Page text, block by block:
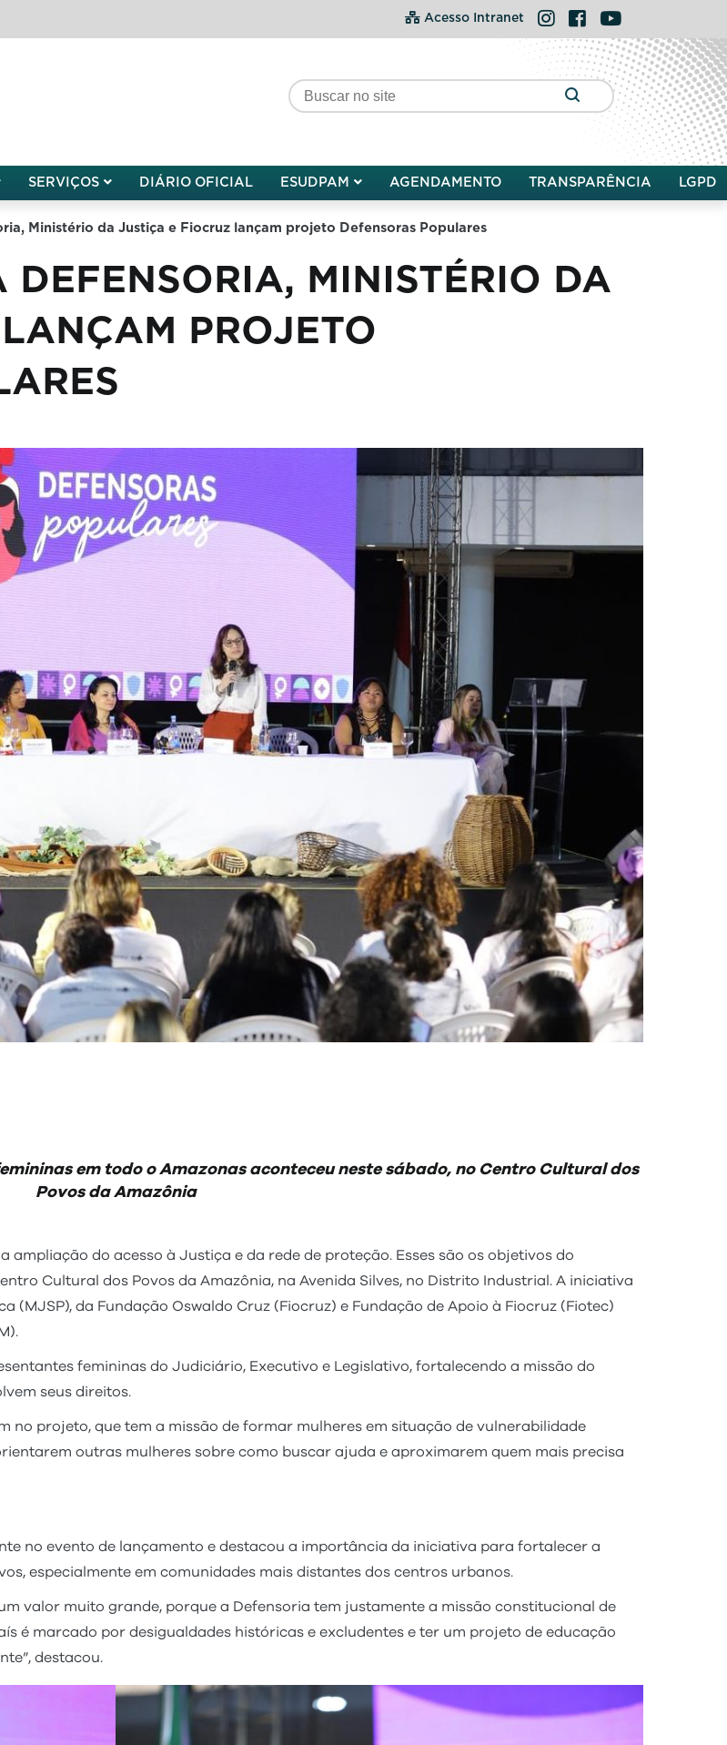
Acesso Intranet Instagram
FacebookYouTube
SERVIÇOS DIÁRIO OFICIAL ESUDPAM AGENDAMENTO TRANSPARÊNCIA LGPD
Ministério da Justiça e Fiocruz lançam projeto Defensoras Populares
DEFENSORIA, MINISTÉRIO DA
PROJETO
em todo o Amazonas aconteceu neste sábado, no Centro Cultural dos
Povos da Amazônia
do acesso à Justiça e da rede de proteção. Esses são os objetivos do
Cultural dos Povos da Amazônia, na Avenida Silves, no Distrito Industrial. A iniciativa
(MJSP), da Fundação Oswaldo Cruz (Fiocruz) e Fundação de Apoio à Fiocruz (Fiotec)
femininas do Judiciário, Executivo e Legislativo, fortalecendo a missão do
seus direitos.
no projeto, que tem a missão de formar mulheres em situação de vulnerabilidade
outras mulheres sobre como buscar ajuda e aproximarem quem mais precisa
no evento de lançamento e destacou a importância da iniciativa para fortalecer a
especialmente em comunidades mais distantes dos centros urbanos.
valor muito grande, porque a Defensoria tem justamente a missão constitucional de
é marcado por desigualdades históricas e excludentes e ter um projeto de educação
destacou.